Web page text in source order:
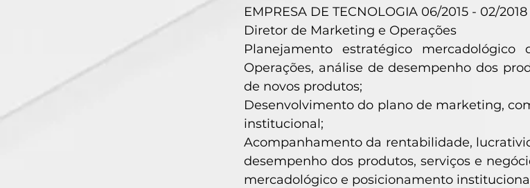
EMPRESA DE TECNOLOGIA 06/2015 - 02/2018
Diretor de Marketing e Operações
Planejamento estratégico
Operações, análise de desempenho dos
de novos produtos;
Desenvolvimento do plano de marketing,
institucional;
Acompanhamento da rentabilidade,
desempenho dos produtos, serviços e
mercadológico e posicionamento